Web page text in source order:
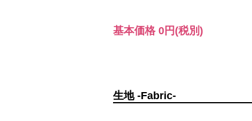
基本価格 0円 (税別)
生地 -Fabric-